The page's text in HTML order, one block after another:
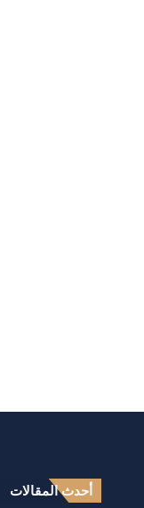
أحدث المقالات